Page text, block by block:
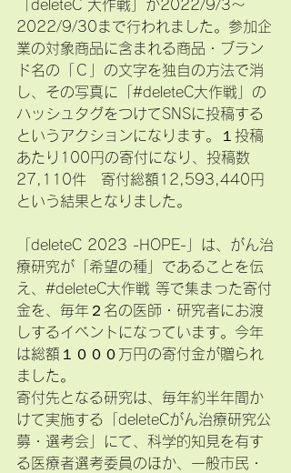
「deleteC 大作戦」が2022/9/3〜
2022/9/30まで行われました。参加企
業の対象商品に含まれる商品・ブラン
ド名の「Ｃ」の文字を独自の方法で消
し、その写真に「#deleteC大作戦」の
ハッシュタグをつけてSNSに投稿する
というアクションになります。１投稿
あたり100円の寄付になり、投稿数
27,110件　寄付総額12,593,440円
という結果となりました。
「deleteC 2023 -HOPE-」は、がん治
療研究が「希望の種」であることを伝
え、#deleteC大作戦 等で集まった寄付
金を、毎年２名の医師・研究者にお渡
しするイベントになっています。今年
は総額１０００万円の寄付金が贈られ
ました。
寄付先となる研究は、毎年約半年間か
けて実施する「deleteCがん治療研究公
募・選考会」にて、科学的知見を有す
る医療者選考委員のほか、一般市民・